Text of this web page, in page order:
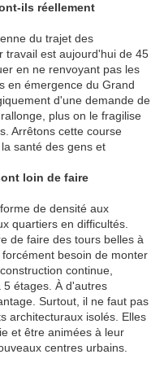
ils réellement
du trajet des
travail est aujourd'hui de 45
en ne renvoyant pas les
en émergence du Grand
d'une demande de
rallonge, plus on le fragilise
Arrêtons cette course
santé des gens et
loin de faire
de densité aux
quartiers en difficultés.
de faire des tours belles à
besoin de monter
continue,
étages. À d'autres
Surtout, il ne faut pas
architecturaux isolés. Elles
et être animées à leur
centres urbains.